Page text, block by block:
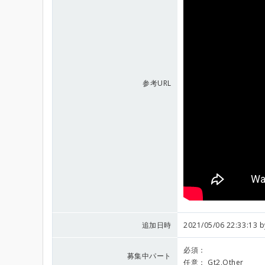
参考URL
追加日時 2021/05/06 22:33:13
募集中パート
必須：
任意： Gt2,Other